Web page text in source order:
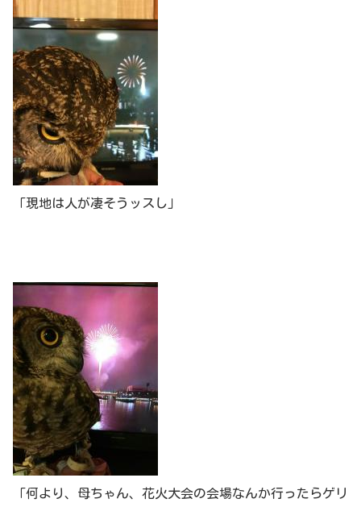
「現地は人が凄そうッスし」
「何より、母ちゃん、花火大会の会場なんか行ったらゲリ